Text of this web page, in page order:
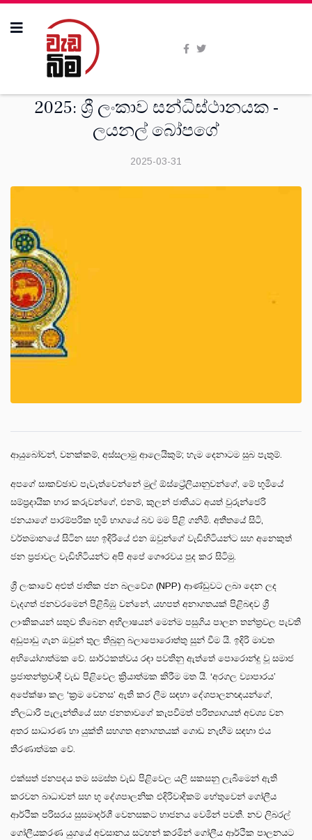
2025: ශ්‍රී ලංකාව සන්ධිස්ථානයක -
ලයනල් බෝපගේ
2025-03-31
ආයුබෝවන්, වනක්කම්, අස්සලාමු ආලෙයිකුම්; හැම දෙනාටම සුබ පැතුම්.
අපගේ සාකච්ඡාව පැවැත්වෙන්නේ මුල් ඕස්ට්‍රේලියානුවන්ගේ, මේ භූමියේ
සම්ප්‍රදායික භාර කරුවන්ගේ, එනම්, කුලන් ජාතියට අයත් වුරුන්ජෙරි
ජනයාගේ පාරම්පරික භූමි භාගයේ බව මම පිළි ගනිමි. අතීතයේ සිටි,
වර්තමානයේ සිටින සහ ඉදිරියේ එන ඔවුන්ගේ වැඩිහිටියන්ට සහ අනෙකුත්
ජන ප්‍රජාවල වැඩිහිටියන්ට අපි අපේ ගෞරවය පුද කර සිටිමු.
ශ්‍රී ලංකාවේ අළුත් ජාතික ජන බලවේග (NPP) ආණ්ඩුවට ලබා දෙන ලද
වැදගත් ජනවරමෙන් පිළිබිඹු වන්නේ, යහපත් අනාගතයක් පිළිබඳව ශ්‍රී
ලාංකිකයන් සතුව තිබෙන අභිලාෂයන් මෙන්ම පසුගිය පාලන තන්ත්‍රවල පැවති
අඩුපාඩු ගැන ඔවුන් තුල තිබුනු බලාපොරොත්තු සුන් වීම යි. ඉදිරි මාවත
අභියෝගාත්මක වේ. සාර්ථකත්වය රඳා පවතිනු ඇත්තේ පොරොන්දු වූ සමාජ
ප්‍රජාතන්ත්‍රවාදී වැඩ පිළිවෙල ක්‍රියාත්මක කිරීම මත යි. ‘අරගල ව්‍යාපාරය’
අපේක්ෂා කල ‘ක්‍රම වෙනස’ ඇති කර ලීම සඳහා දේශපාලනඥයන්ගේ,
නිලධාරි පැලැන්තියේ සහ ජනතාවගේ කැපවීමත් පරිත්‍යාගයත් අවශ්‍ය වන
අතර සාධාරණ හා යුක්ති සහගත අනාගතයක් ගොඩ නැඟීම සඳහා එය
තීරණාත්මක වේ.
එක්සත් ජනපදය තම සමස්ත වැඩ පිළිවෙල යලි සකසනු ලැබීමෙන් ඇති
කරවන බාධාවන් සහ භූ දේශපාලනික එදිරිවාදිකම් හේතුවෙන් ගෝලීය
ආර්ථික පරිසරය සුසමාදර්ශී වෙනසකට භාජනය වෙමින් පවතී. නව ලිබරල්
ගෝලීයකරණ යුගයේ අවසානය සටහන් කරමින් ගෝලීය ආර්ථික පාලනයට